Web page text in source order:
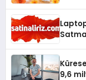
9,6